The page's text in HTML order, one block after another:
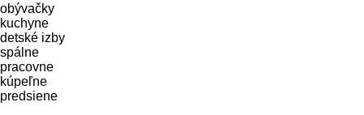
obývačky
kuchyne
detské izby
spálne
pracovne
kúpeľne
predsiene